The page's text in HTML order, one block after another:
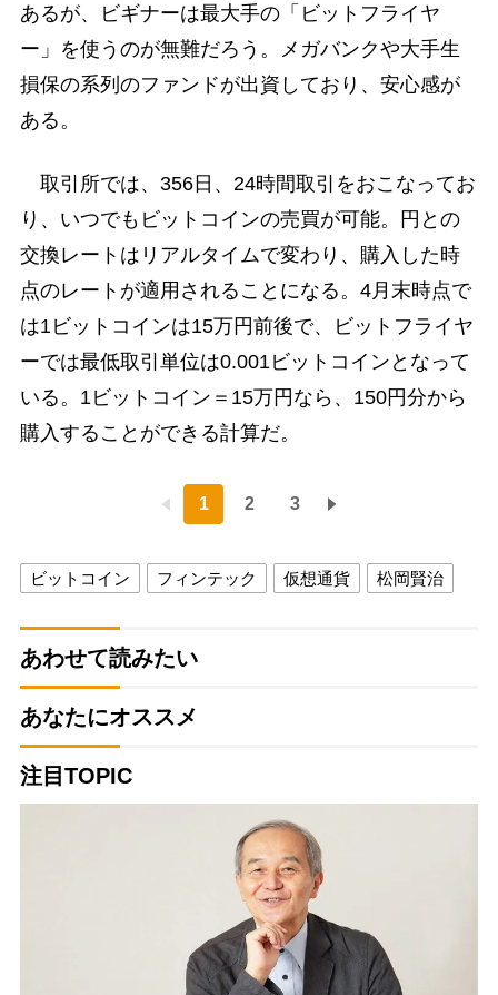
あるが、ビギナーは最大手の「ビットフライヤ
ー」を使うのが無難だろう。メガバンクや大手生
損保の系列のファンドが出資しており、安心感が
ある。
取引所では、356日、24時間取引をおこなってお
り、いつでもビットコインの売買が可能。円との
交換レートはリアルタイムで変わり、購入した時
点のレートが適用されることになる。4月末時点で
は1ビットコインは15万円前後で、ビットフライヤ
ーでは最低取引単位は0.001ビットコインとなって
いる。1ビットコイン＝15万円なら、150円分から
購入することができる計算だ。
1 2 3
ビットコイン フィンテック 仮想通貨 松岡賢治
あわせて読みたい
あなたにオススメ
注目TOPIC